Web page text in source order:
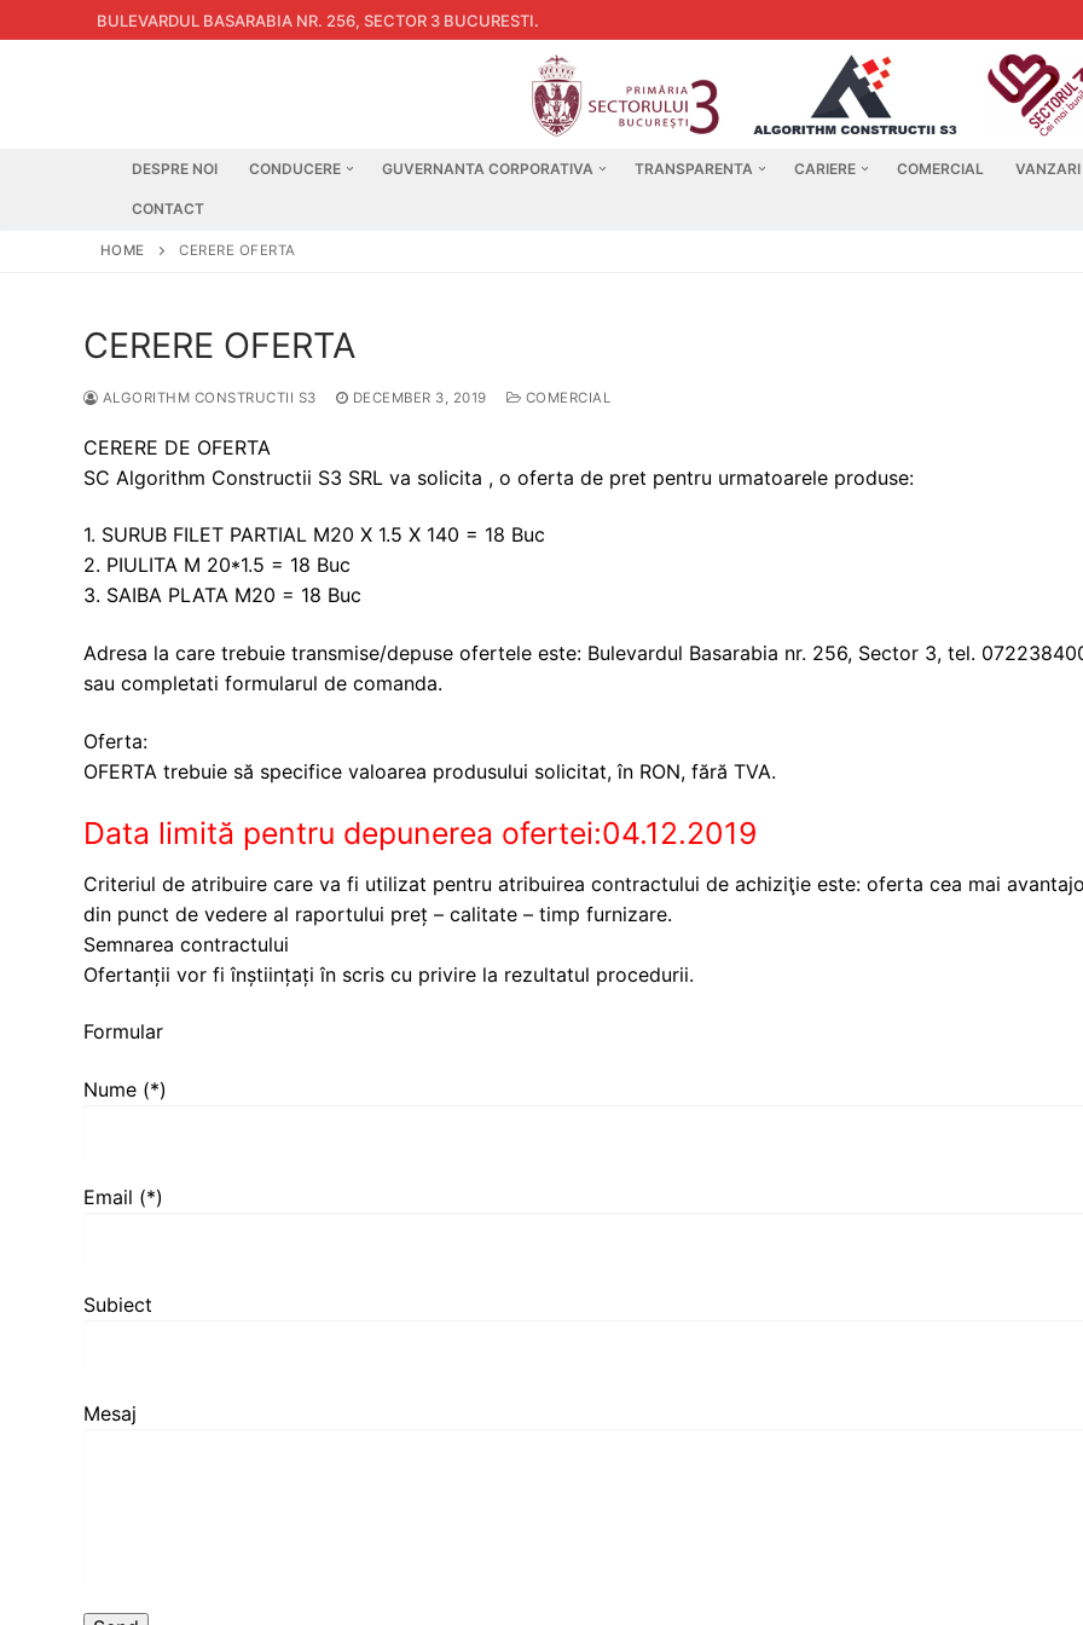
to
BULEVARDUL BASARABIA NR. 256, SECTOR 3 BUCURESTI.
DESPRE NOI CONDUCERE GUVERNANTA CORPORATIVA TRANSPARENTA CARIERE COMERCIAL
CONTACT
HOME CERERE OFERTA
CERERE OFERTA
ALGORITHM CONSTRUCTII S3 DECEMBER 3, 2019 COMERCIAL
CERERE DE OFERTA
SC Algorithm Constructii S3 SRL va solicita , o oferta de pret pentru urmatoarele produse:
1. SURUB FILET PARTIAL M20 X 1.5 X 140 = 18 Buc
2. PIULITA M 20*1.5 = 18 Buc
3. SAIBA PLATA M20 = 18 Buc
Adresa la care trebuie transmise/depuse ofertele este: Bulevardul Basarabia nr. 256, Sector 3, tel.
sau completati formularul de comanda.
Oferta:
OFERTA trebuie să specifice valoarea produsului solicitat, în RON, fără TVA.
Data limită pentru depunerea ofertei:04.12.2019
Criteriul de atribuire care va fi utilizat pentru atribuirea contractului de achiziţie este: oferta cea mai
din punct de vedere al raportului preț – calitate – timp furnizare.
Semnarea contractului
Ofertanții vor fi înștiințați în scris cu privire la rezultatul procedurii.
Formular
Nume (*)
Email (*)
Subiect
Mesaj